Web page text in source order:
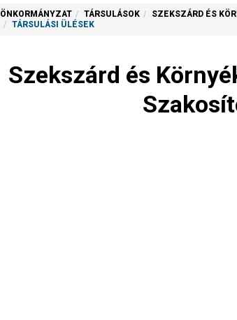
ÖNKORMÁNYZAT TÁRSULÁSOK
SZEKSZÁRD ÉS
TÁRSULÁSI ÜLÉSEK
Szekszárd és